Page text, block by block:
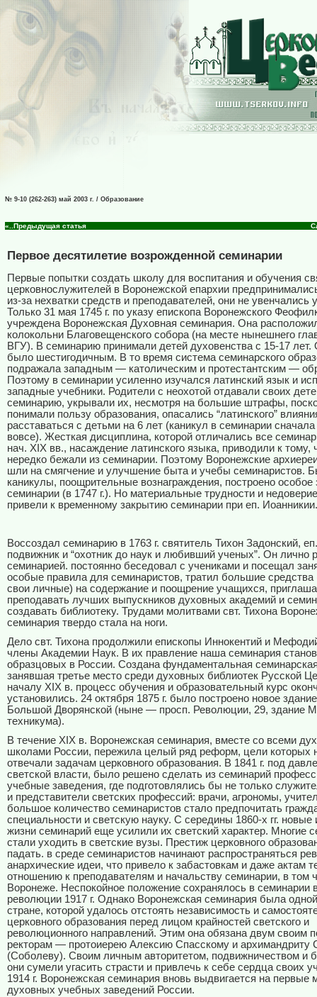
№ 9-10 (262-263) май 2003 г. / Образование
«..Предыдущая статья
Первое десятилетие возрожденной семинарии
Первые попытки создать школу для воспитания и обучения
церковнослужителей в Воронежской епархии
из-за нехватки средств и преподавателей, они не увенчались
Только 31 мая 1745 г. по указу епископа Воронежского
учреждена Воронежская Духовная семинария. Она
колокольни Благовещенского собора (на месте нынешнего
ВГУ). В семинарию принимали детей духовенства с 15-17 лет.
было шестигодичным. В то время система семинарского
подражала западным — католическим и протестантским —
Поэтому в семинарии усиленно изучался латинский язык и
западные учебники. Родители с неохотой отдавали своих
семинарию, укрывали их, несмотря на большие штрафы,
понимали пользу образования, опасались “латинского”
расставаться с детьми на 6 лет (каникул в семинарии
вовсе). Жесткая дисциплина, которой отличались все
нач. XIX вв., насаждение латинского языка, приводили к тому,
нередко бежали из семинарии. Поэтому Воронежские
шли на смягчение и улучшение быта и учебы семинаристов.
каникулы, поощрительные вознаграждения, построено особое
семинарии (в 1747 г.). Но материальные трудности и
привели к временному закрытию семинарии при еп. Иоанникии.
Воссоздал семинарию в 1763 г. святитель Тихон Задонский,
подвижник и “охотник до наук и любивший ученых”. Он лично
семинарией. постоянно беседовал с учениками и посещал
особые правила для семинаристов, тратил большие средства
свои личные) на содержание и поощрение учащихся,
преподавать лучших выпускников духовных академий и
создавать библиотеку. Трудами молитвами свт. Тихона
семинария твердо стала на ноги.
Дело свт. Тихона продолжили епископы Иннокентий и
члены Академии Наук. В их правление наша семинария
образцовых в России. Создана фундаментальная
занявшая третье место среди духовных библиотек Русской
началу XIX в. процесс обучения и образовательный курс
установились. 24 октября 1875 г. было построено новое
Большой Дворянской (ныне — просп. Революции, 29, здание
техникума).
В течение XIX в. Воронежская семинария, вместе со всеми
школами России, пережила целый ряд реформ, цели которых
отвечали задачам церковного образования. В 1841 г. под
светской власти, было решено сделать из семинарий
учебные заведения, где подготовлялись бы не только
и представители светских профессий: врачи, агрономы,
большое количество семинаристов стало предпочитать
специальности и светскую науку. С середины 1860-х гг. новые
жизни семинарий еще усилили их светский характер. Многие
стали уходить в светские вузы. Престиж церковного
падать. в среде семинаристов начинают распространяться
анархические идеи, что привело к забастовкам и даже актам
отношению к преподавателям и начальству семинарии, в том
Воронеже. Неспокойное положение сохранялось в семинарии
революции 1917 г. Однако Воронежская семинария была
стране, которой удалось отстоять независимость и
церковного образования перед лицом крайностей светского и
революционного направлений. Этим она обязана двум своим
ректорам — протоиерею Алексию Спасскому и архимандриту
(Соболеву). Своим личным авторитетом, подвижничеством и
они сумели угасить страсти и привлечь к себе сердца своих
1914 г. Воронежская семинария вновь выдвигается на первые
духовных учебных заведений России.